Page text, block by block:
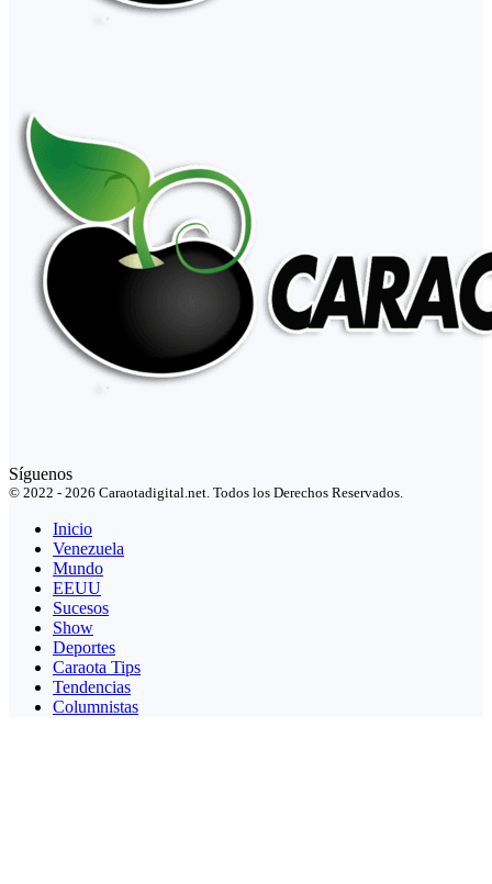
Síguenos
© 2022 - 2026 Caraotadigital.net. Todos los Derechos Reservados.
Inicio
Venezuela
Mundo
EEUU
Sucesos
Show
Deportes
Caraota Tips
Tendencias
Columnistas